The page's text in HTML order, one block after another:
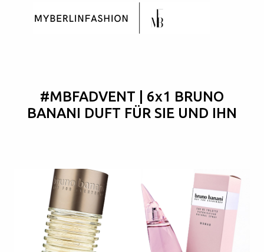
Skip to main content
#MBFADVENT | 6x1 BRUNO
BANANI DUFT FÜR SIE UND IHN